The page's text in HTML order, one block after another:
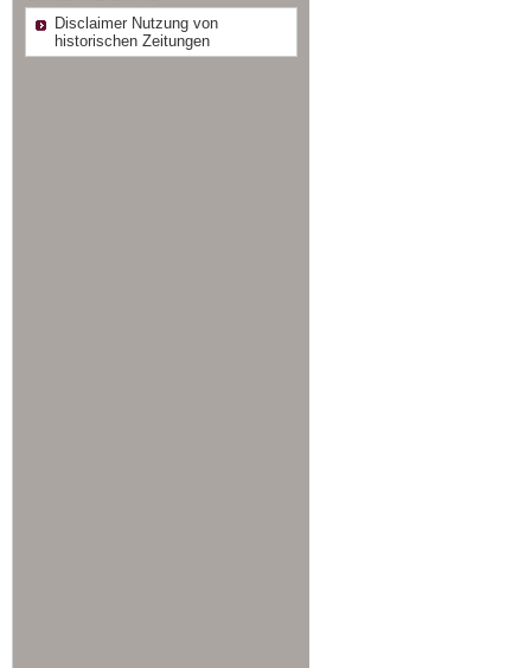
Disclaimer Nutzung von
historischen Zeitungen